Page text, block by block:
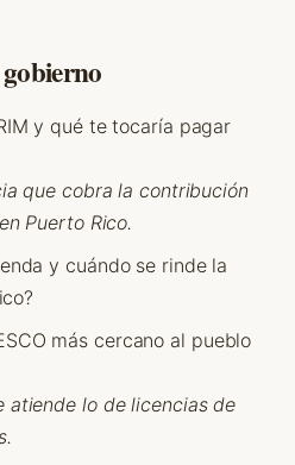
y qué te tocaría pagar
que cobra la contribución
Puerto Rico.
y cuándo se rinde la
más cercano al pueblo
atiende lo de licencias de